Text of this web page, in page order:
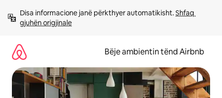
përmbajtja
Disa informacione janë përkthyer automatikisht. Shfaq
gjuhën origjinale
Bëje ambientin tënd Airbnb